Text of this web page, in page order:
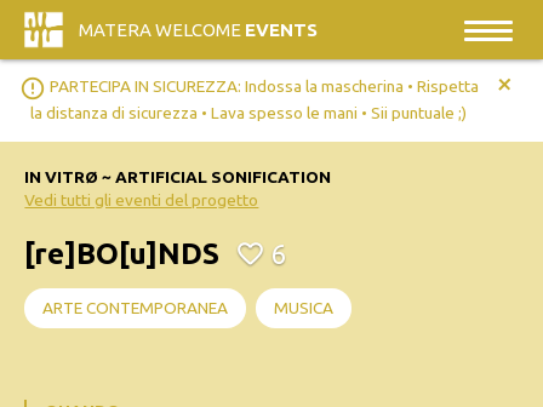
MATERA WELCOME EVENTS
error_outline PARTECIPA IN SICUREZZA: Indossa la mascherina • Rispetta
la distanza di sicurezza • Lava spesso le mani • Sii puntuale ;)
+
IN VITRØ ~ ARTIFICIAL SONIFICATION
Vedi tutti gli eventi del progetto
[re]BO[u]NDS 6
ARTE CONTEMPORANEA MUSICA